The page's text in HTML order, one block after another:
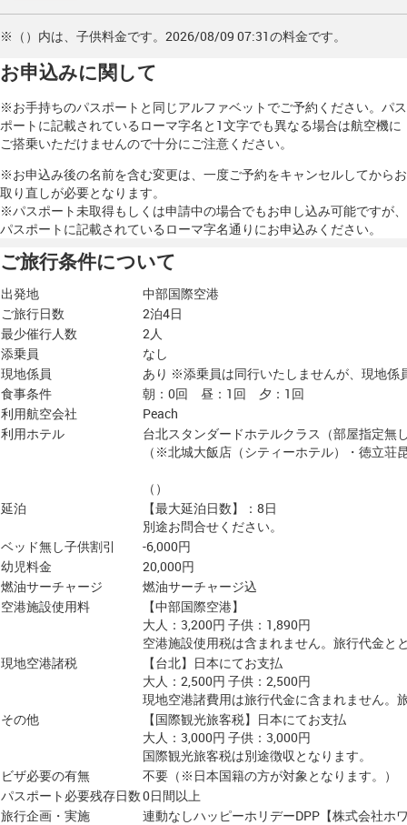
※（）内は、子供料金です。2026/08/09 07:31の料金です。
お申込みに関して
※お手持ちのパスポートと同じアルファベットでご予約ください。パス
ポートに記載されているローマ字名と1文字でも異なる場合は航空機に
ご搭乗いただけませんので十分にご注意ください。
※お申込み後の名前を含む変更は、一度ご予約をキャンセルしてからお
取り直しが必要となります。
※パスポート未取得もしくは申請中の場合でもお申し込み可能ですが、
パスポートに記載されているローマ字名通りにお申込みください。
ご旅行条件について
出発地
中部国際空港
ご旅行日数
2泊4日
最少催行人数
2人
添乗員
なし
現地係員
あり ※添乗員は同行いたしませんが、現地係
食事条件
朝：0回 昼：1回 夕：1回
利用航空会社
Peach
利用ホテル
台北スタンダードホテルクラス（部屋指定無
（※北城大飯店（シティーホテル）・徳立
（）
延泊
【最大延泊日数】：8日
別途お問合せください。
ベッド無し子供割引
-6,000円
幼児料金
20,000円
燃油サーチャージ
燃油サーチャージ込
空港施設使用料
【中部国際空港】
大人：3,200円 子供：1,890円
空港施設使用税は含まれません。旅行代金と
現地空港諸税
【台北】日本にてお支払
大人：2,500円 子供：2,500円
現地空港諸費用は旅行代金に含まれません。
その他
【国際観光旅客税】日本にてお支払
大人：3,000円 子供：3,000円
国際観光旅客税は別途徴収となります。
ビザ必要の有無
不要（※日本国籍の方が対象となります。）
パスポート必要残存日数0日間以上
旅行企画・実施
連動なしハッピーホリデーDPP【株式会社ホ